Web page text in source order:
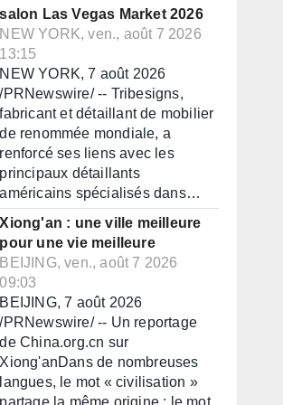
salon Las Vegas Market 2026
NEW YORK, ven., août 7 2026
13:15
NEW YORK, 7 août 2026
/PRNewswire/ -- Tribesigns,
fabricant et détaillant de mobilier
de renommée mondiale, a
renforcé ses liens avec les
principaux détaillants
américains spécialisés dans…
Xiong'an : une ville meilleure
pour une vie meilleure
BEIJING, ven., août 7 2026
09:03
BEIJING, 7 août 2026
/PRNewswire/ -- Un reportage
de China.org.cn sur
Xiong'anDans de nombreuses
langues, le mot « civilisation »
partage la même origine : le mot